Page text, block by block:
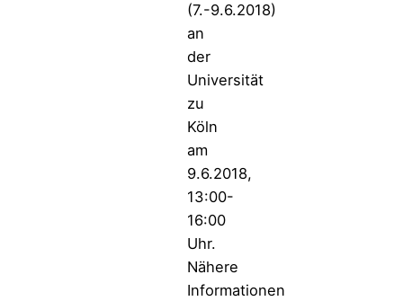
(7.-9.6.2018)
an
der
Universität
zu
Köln
am
9.6.2018,
13:00-
16:00
Uhr.
Nähere
Informationen